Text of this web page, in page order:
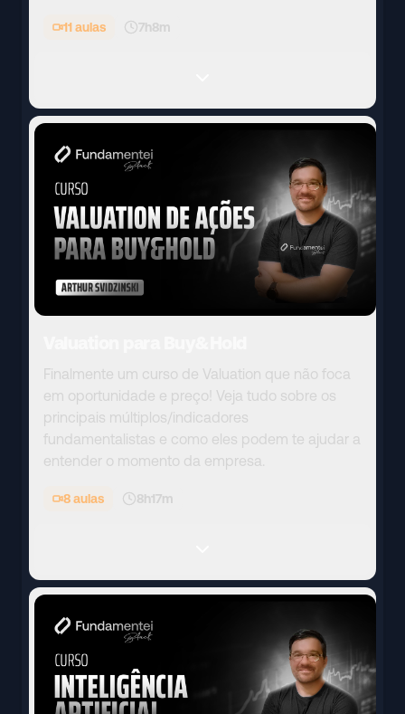
11aulas 7h8m
Finalmente um curso de Valuation que não foca
em oportunidade e preço! Veja tudo sobre os
principais múltiplos/indicadores
fundamentalistas e como eles podem te ajudar a
entender o momento da empresa.
8aulas 8h17m